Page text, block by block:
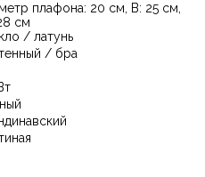
плафона: 20 см, В: 25 см,
см
/ латунь
/ бра